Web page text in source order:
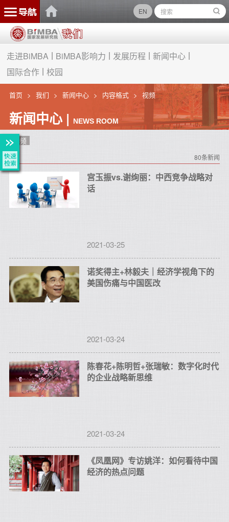
EN
走进BiMBA BiMBA影响力 发展历程
新闻中心
国际合作
校园
首页 我们 新闻中心 内容格式 视频
新闻中心 | NEWS ROOM
视频
80条新闻
宫玉振vs.谢绚丽：中西竞争战略对
话
2021-03-25
诺奖得主+林毅夫｜经济学视角下的
美国伤痛与中国医改
2021-03-24
陈春花+陈明哲+张瑞敏：数字化时代
的企业战略新思维
2021-03-24
《凤凰网》专访姚洋：如何看待中国
经济的热点问题